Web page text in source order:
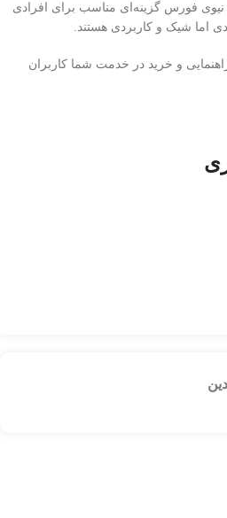
نیوی فورس گزینه‌ای مناسب برای افرادی
اما شیک و کاربردی هستند.
و خرید در خدمت شما کاربران